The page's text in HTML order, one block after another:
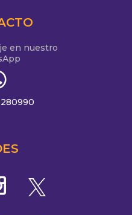
en nuestro